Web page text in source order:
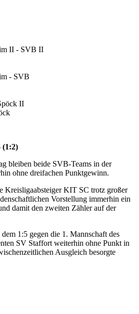
II - SVB II
- SVB
II
(1:2)
bleiben beide SVB-Teams in der
ohne dreifachen Punktgewinn.
Kreisligaabsteiger KIT SC trotz großer
Vorstellung immerhin ein
damit den zweiten Zähler auf der
1:5 gegen die 1. Mannschaft des
SV Staffort weiterhin ohne Punkt in
Ausgleich besorgte